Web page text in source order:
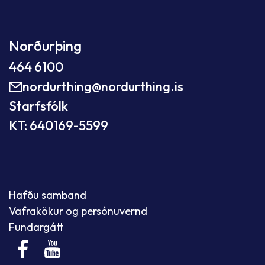
Norðurþing
464 6100
nordurthing@nordurthing.is
Starfsfólk
KT: 640169-5599
Hafðu samband
Vafrakökur og persónuvernd
Fundargátt